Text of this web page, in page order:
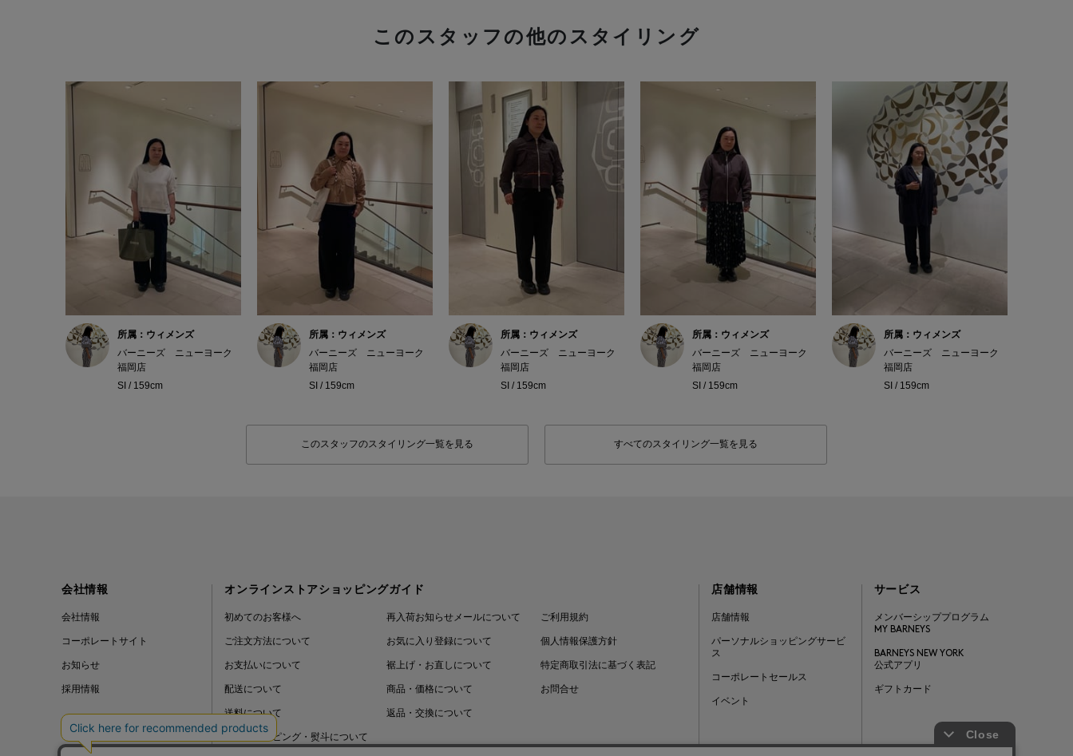
このスタッフの他のスタイリング
所属：ウィメンズ
バーニーズ ニューヨーク
福岡店
SI / 159cm
所属：ウィメンズ
バーニーズ ニューヨーク
福岡店
SI / 159cm
所属：ウィメンズ
バーニーズ ニューヨーク
福岡店
SI / 159cm
所属：ウィメンズ
バーニーズ ニューヨーク
福岡店
SI / 159cm
所属：ウィメンズ
バーニーズ ニューヨーク
福岡店
SI / 159cm
このスタッフのスタイリング一覧を見る すべてのスタイリング一覧を見る
会社情報
会社情報
コーポレートサイト
お知らせ
採用情報
オンラインストアショッピングガイド
初めてのお客様へ
ご注文方法について
お支払いについて
配送について
送料について
ギフトラッピング・熨斗について
再入荷お知らせメールについて
お気に入り登録について
裾上げ・お直しについて
商品・価格について
返品・交換について
ご利用規約
個人情報保護方針
特定商取引法に基づく表記
お問合せ
店舗情報
店舗情報
パーソナルショッピングサービ
ス
コーポレートセールス
イベント
サービス
メンバーシッププログラム
MY BARNEYS
BARNEYS NEW YORK
公式アプリ
ギフトカード